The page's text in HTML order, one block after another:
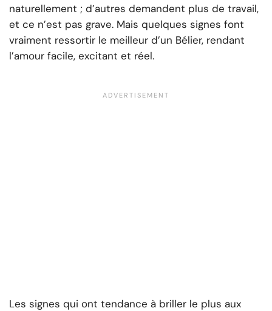
naturellement ; d’autres demandent plus de travail,
et ce n’est pas grave. Mais quelques signes font
vraiment ressortir le meilleur d’un Bélier, rendant
l’amour facile, excitant et réel.
Les signes qui ont tendance à briller le plus aux